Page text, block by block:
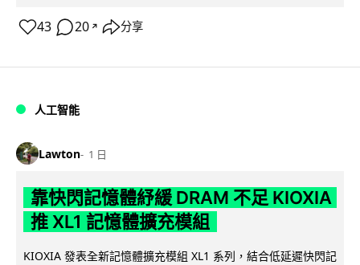
43 20 ↗ 分享
人工智能
Lawton 1 日
靠快閃記憶體紓緩 DRAM 不足 KIOXIA
推 XL1 記憶體擴充模組
KIOXIA 發表全新記憶體擴充模組 XL1 系列，結合低延遲快閃記